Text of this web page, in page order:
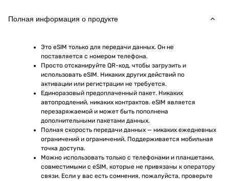
Полная информация о продукте
Это eSIM только для передачи данных. Он не
поставляется с номером телефона.
Просто отсканируйте QR-код, чтобы загрузить и
использовать eSIM. Никаких других действий по
активации или регистрации не требуется.
Единоразовый предоплаченный пакет. Никаких
автопродлений, никаких контрактов. eSIM является
перезаряжаемой и может быть пополнена
дополнительными пакетами данных.
Полная скорость передачи данных — никаких ежедневных
ограничений и ограничений. Поддерживается мобильная
точка доступа.
Можно использовать только с телефонами и планшетами,
совместимыми с eSIM, которые не привязаны к оператору
связи. Если у вас есть сомнения, пожалуйста, проверьте